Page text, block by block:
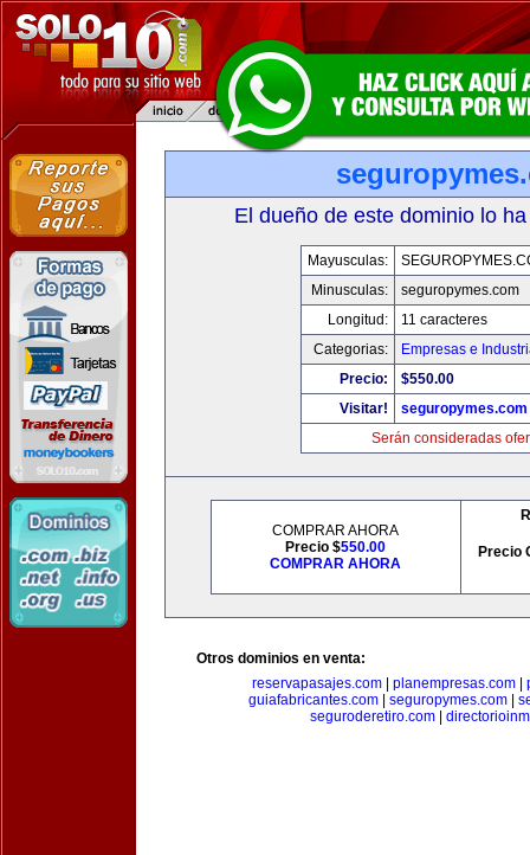
El dueño de este dominio lo
Mayusculas:
Minusculas:
seguropymes.com
Longitud:
11 caracteres
Categorias:
Empresas e
Precio:
$550.00
Visitar!
seguropymes.com
Serán consideradas
COMPRAR AHORA
Precio $550.00
COMPRAR AHORA
Precio
Otros dominios en venta:
reservapasajes.com
planempresas.com
guiafabricantes.com| seguropymes.com|
seguroderetiro.com|